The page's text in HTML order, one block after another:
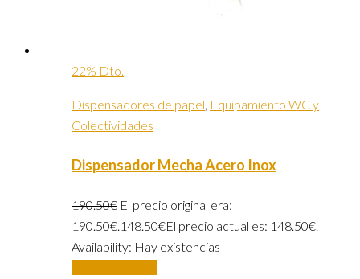
22% Dto.
Dispensadores de papel, Equipamiento WC y
Colectividades
Dispensador Mecha Acero Inox
190.50€ El precio original era:
190.50€.148.50€El precio actual es: 148.50€.
Availability: Hay existencias